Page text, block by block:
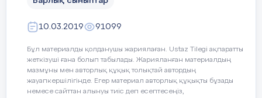
10.03.2019 91099
Бұл материалды қолданушы жариялаған. Ustaz Tilegi ақпаратты
жеткізуші ғана болып табылады. Жарияланған материалдың
мазмұны мен авторлық құқық толықтай автордың
жауапкершілігінде. Егер материал авторлық құқықты бұзады
немесе сайттан алынуы тиіс деп есептесеңіз,